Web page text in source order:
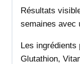
Résultats
semaines avec
Les ingrédients
Glutathion,